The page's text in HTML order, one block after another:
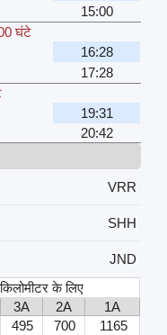
15:00
घंटे
16:28
17:28
19:31
20:42
VRR
SHH
JND
के लिए
3A 2A
1A
495 700
1165